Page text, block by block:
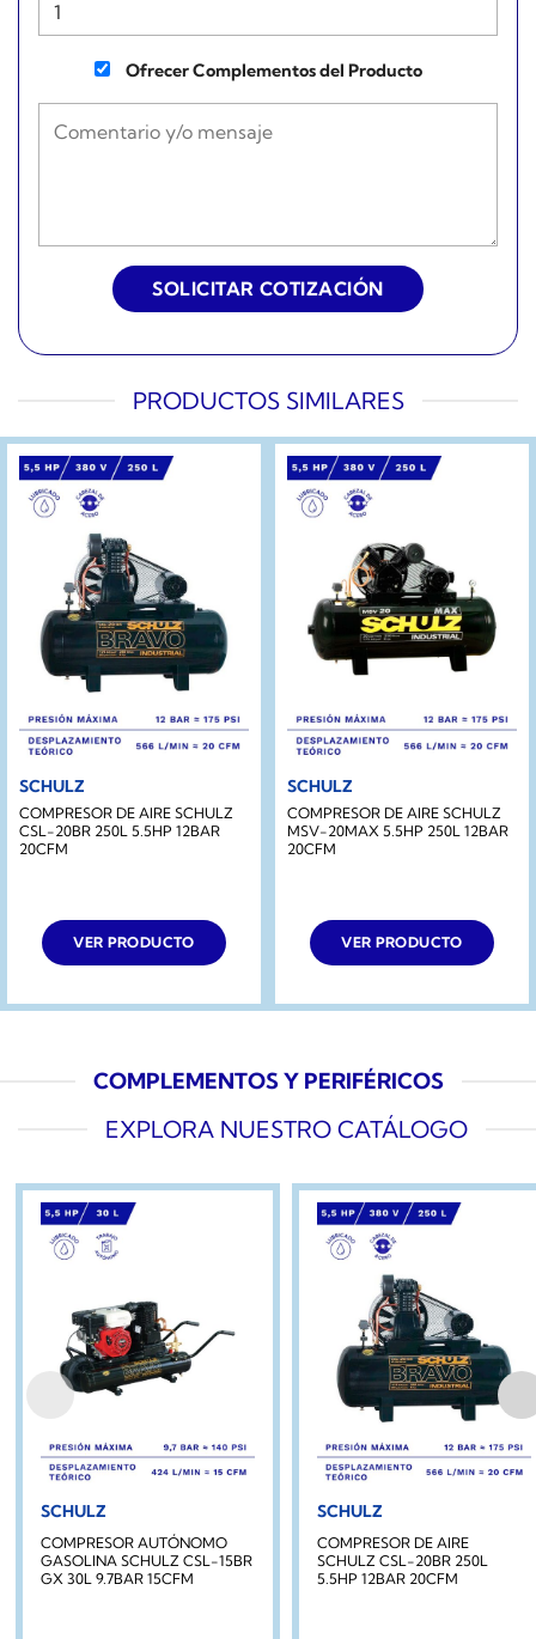
Ofrecer Complementos del Producto
PRODUCTOS SIMILARES
SCHULZ
COMPRESOR DE AIRE SCHULZ
CSL-20BR 250L 5.5HP 12BAR
20CFM
VER PRODUCTO
SCHULZ
COMPRESOR DE AIRE SCHULZ
MSV-20MAX 5.5HP 250L 12BAR
20CFM
VER PRODUCTO
COMPLEMENTOS Y PERIFÉRICOS
EXPLORA NUESTRO CATÁLOGO
SCHULZ
COMPRESOR AUTÓNOMO
GASOLINA SCHULZ CSL-15BR
GX 30L 9.7BAR 15CFM
SCHULZ
COMPRESOR DE AIRE
SCHULZ CSL-20BR 250L
5.5HP 12BAR 20CFM